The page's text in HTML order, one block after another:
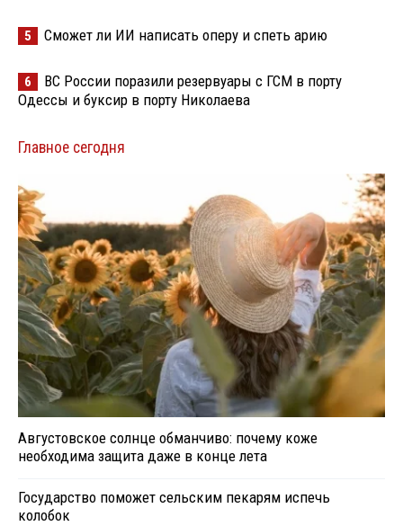
5 Сможет ли ИИ написать оперу и спеть арию
6
ВС России поразили резервуары с ГСМ в порту
Одессы и буксир в порту Николаева
Главное сегодня
Августовское солнце обманчиво: почему коже
необходима защита даже в конце лета
Государство поможет сельским пекарям испечь
колобок